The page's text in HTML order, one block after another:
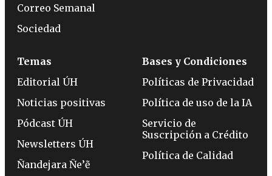
Correo Semanal
Sociedad
Temas
Editorial ÚH
Noticias positivas
Pódcast ÚH
Newsletters ÚH
Ñandejara Ñe’ẽ
Bases y Condiciones
Políticas de Privacidad
Política de uso de la IA
Servicio de
Suscripción a Crédito
Política de Calidad